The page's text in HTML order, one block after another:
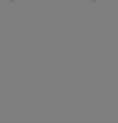
Eisinger-Sewald,